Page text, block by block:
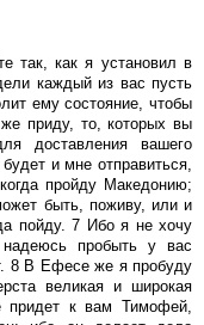
так, как я установил в
каждый из вас пусть
ему состояние, чтобы
приду, то, которых вы
доставления вашего
и мне отправиться,
пройду Македонию;
быть, поживу, или и
пойду. 7 Ибо я не хочу
пробыть у вас
8 В Ефесе же я пробуду
великая и широкая
придет к вам Тимофей,